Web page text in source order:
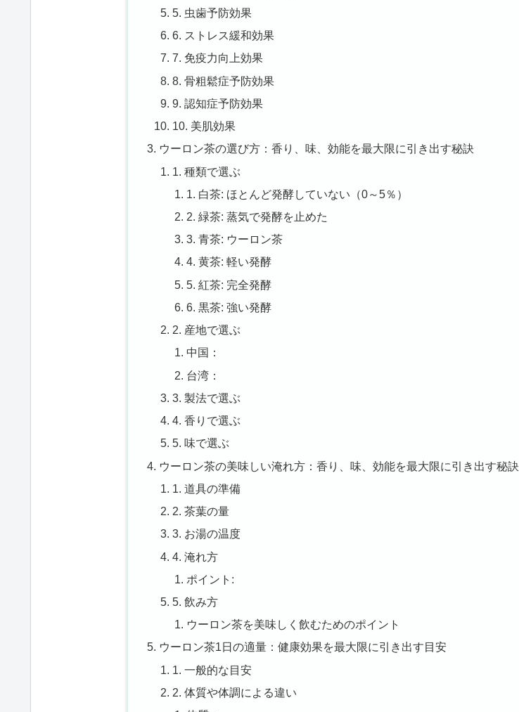
5. 虫歯予防効果
6. ストレス緩和効果
7. 免疫力向上効果
8. 骨粗鬆症予防効果
9. 認知症予防効果
10. 美肌効果
ウーロン茶の選び方：香り、味、効能を最大限に引き出す秘訣
1. 種類で選ぶ
1. 白茶: ほとんど発酵していない（0～5％）
2. 緑茶: 蒸気で発酵を止めた
3. 青茶: ウーロン茶
4. 黄茶: 軽い発酵
5. 紅茶: 完全発酵
6. 黒茶: 強い発酵
2. 産地で選ぶ
中国：
台湾：
3. 製法で選ぶ
4. 香りで選ぶ
5. 味で選ぶ
ウーロン茶の美味しい淹れ方：香り、味、効能を最大限に引き出す秘訣
1. 道具の準備
2. 茶葉の量
3. お湯の温度
4. 淹れ方
ポイント:
5. 飲み方
ウーロン茶を美味しく飲むためのポイント
ウーロン茶1日の適量：健康効果を最大限に引き出す目安
1. 一般的な目安
2. 体質や体調による違い